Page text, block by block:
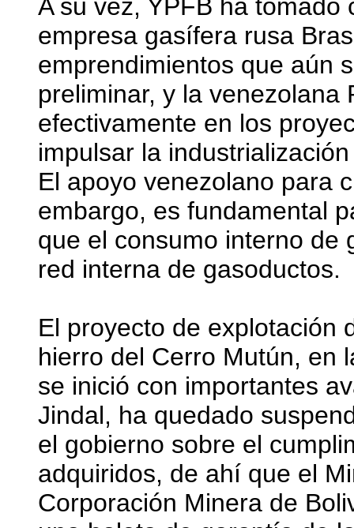
A su vez, YPFB ha
empresa gasífera rusa
emprendimientos que aún
preliminar, y la venezolana
efectivamente en los
impulsar la
El apoyo venezolano para
embargo, es fundamental
que el consumo interno de
red interna de gasoductos.
El proyecto de explotación
hierro del Cerro Mutún, en
se inició con importantes
Jindal, ha quedado
el gobierno sobre el
adquiridos, de ahí que el
Corporación Minera de